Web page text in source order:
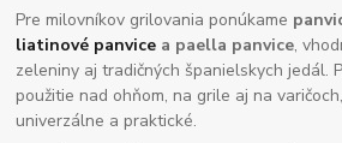
Pre milovníkov grilovania ponúkame
liatinové panvice a paella panvice,
zeleniny aj tradičných španielskych jedál.
použitie nad ohňom, na grile aj na
univerzálne a praktické.